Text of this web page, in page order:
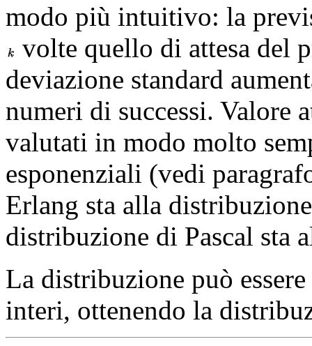
modo più intuitivo: la
volte quello di attesa del
deviazione standard
numeri di successi. Valore
valutati in modo molto
esponenziali (vedi
Erlang sta alla
distribuzione di Pascal sta
La distribuzione può
interi, ottenendo la